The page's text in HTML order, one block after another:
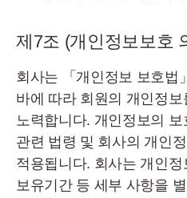
제7조 (개인정보보호
회사는 「개인정보 보호법
바에 따라 회원의 개인정보
노력합니다. 개인정보의
관련 법령 및 회사의 개인
적용됩니다. 회사는 개인
보유기간 등 세부 사항을